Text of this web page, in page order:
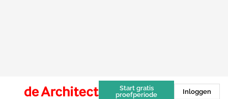
Start gratis
proefperiode
Inloggen